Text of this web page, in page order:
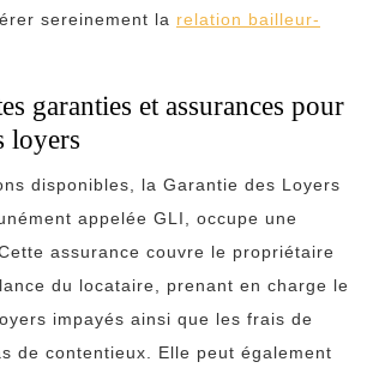
sereinement la relation bailleur-
garanties et assurances pour
loyers
disponibles, la Garantie des Loyers
appelée GLI, occupe une
assurance couvre le propriétaire
du locataire, prenant en charge le
impayés ainsi que les frais de
de contentieux. Elle peut également